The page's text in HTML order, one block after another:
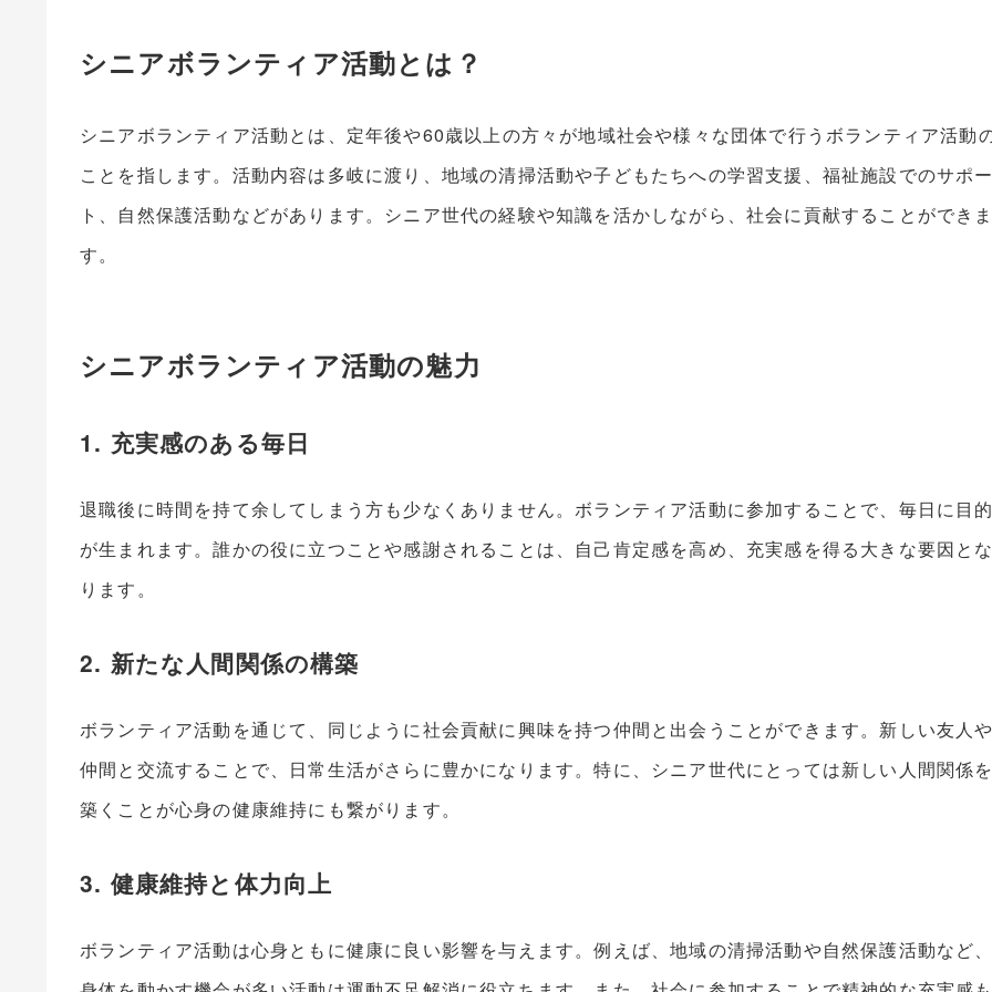
シニアボランティア活動とは？
シニアボランティア活動とは、定年後や60歳以上の方々が地域社会や様々な団体で行うボランティア活動
ことを指します。活動内容は多岐に渡り、地域の清掃活動や子どもたちへの学習支援、福祉施設でのサポー
ト、自然保護活動などがあります。シニア世代の経験や知識を活かしながら、社会に貢献することができま
す。
シニアボランティア活動の魅力
1. 充実感のある毎日
退職後に時間を持て余してしまう方も少なくありません。ボランティア活動に参加することで、毎日に目的
が生まれます。誰かの役に立つことや感謝されることは、自己肯定感を高め、充実感を得る大きな要因とな
ります。
2. 新たな人間関係の構築
ボランティア活動を通じて、同じように社会貢献に興味を持つ仲間と出会うことができます。新しい友人や
仲間と交流することで、日常生活がさらに豊かになります。特に、シニア世代にとっては新しい人間関係を
築くことが心身の健康維持にも繋がります。
3. 健康維持と体力向上
ボランティア活動は心身ともに健康に良い影響を与えます。例えば、地域の清掃活動や自然保護活動など、